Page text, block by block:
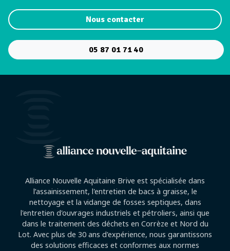
Nous contacter
05 87 01 71 40
Alliance Nouvelle Aquitaine Brive est spécialisée dans
l’assainissement, l'entretien de bacs à graisse, le
nettoyage et la vidange de fosses septiques, dans
l'entretien d'ouvrages industriels et pétroliers, ainsi que
dans le traitement des déchets en Corrèze et Nord du
Lot. Avec plus de 30 ans d'expérience, nous garantissons
des solutions efficaces et conformes aux normes